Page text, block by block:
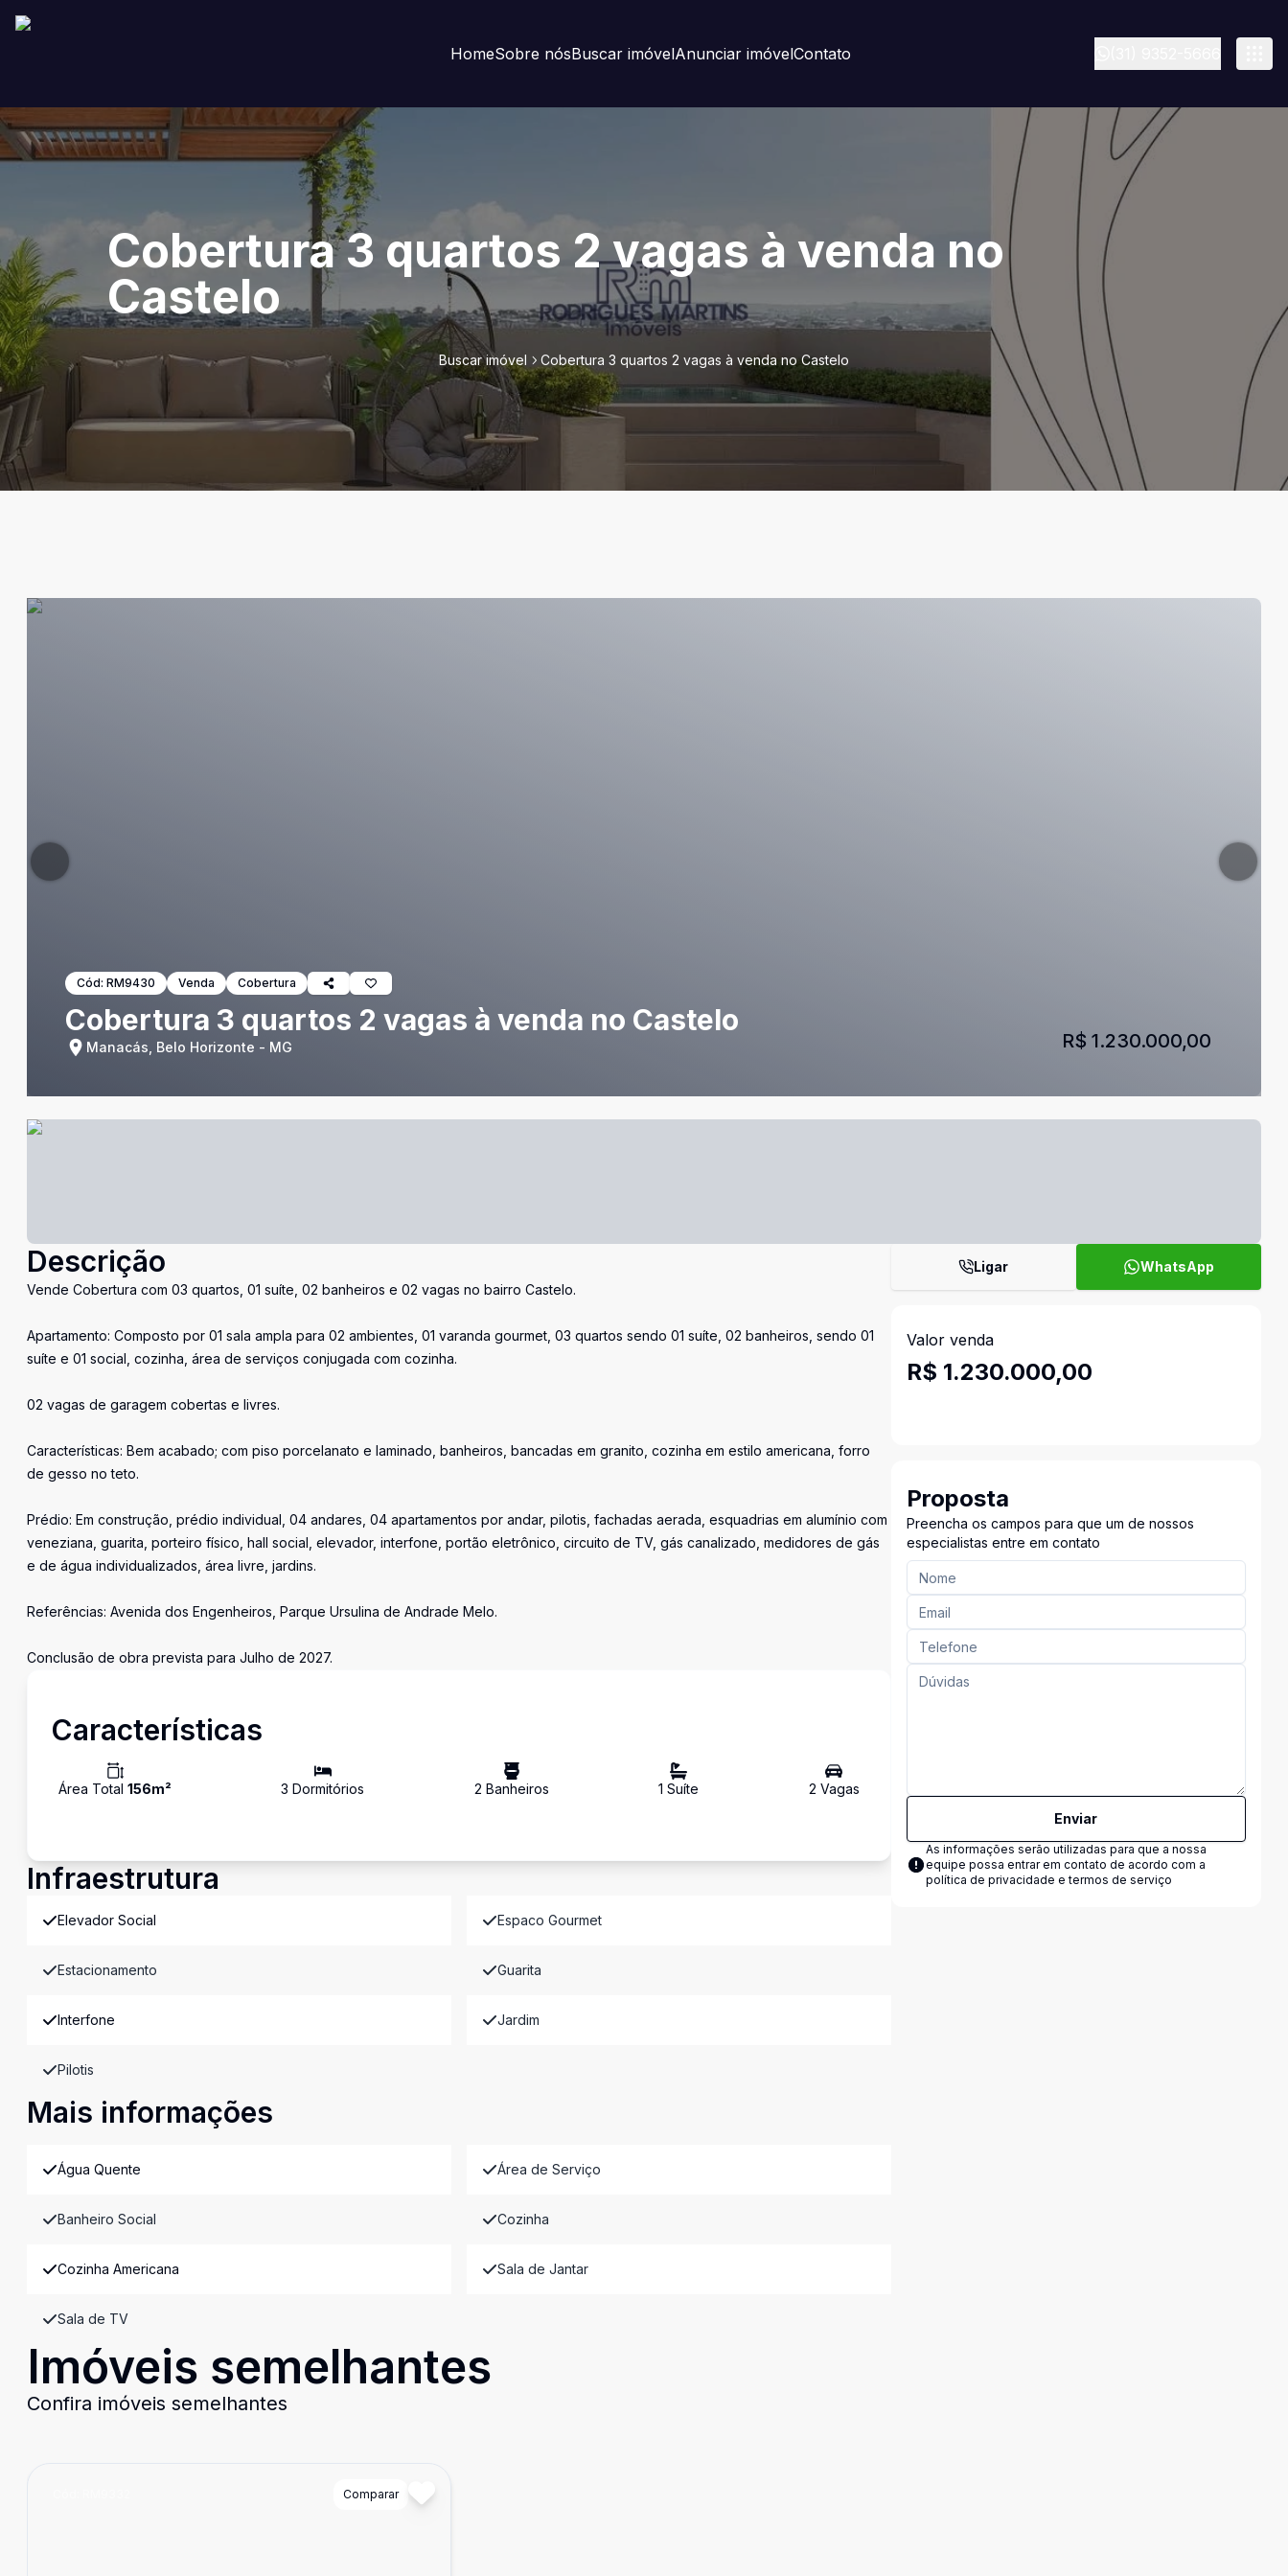
HomeSobre nósBuscar imóvelAnunciar imóvelContato
Cobertura 3 quartos 2 vagas à venda no
Castelo
Buscar imóvel Cobertura 3 quartos 2 vagas à venda no Castelo
Cód: RM9430 Venda Cobertura
Cobertura 3 quartos 2 vagas à venda no Castelo
Manacás, Belo Horizonte - MG R$ 1.230.000,00
Descrição
Vende Cobertura com 03 quartos, 01 suíte, 02 banheiros e 02 vagas no bairro Castelo.
Apartamento: Composto por 01 sala ampla para 02 ambientes, 01 varanda gourmet, 03 quartos sendo 01 suíte, 02 banheiros, sendo 01
suíte e 01 social, cozinha, área de serviços conjugada com cozinha.
02 vagas de garagem cobertas e livres.
Características: Bem acabado; com piso porcelanato e laminado, banheiros, bancadas em granito, cozinha em estilo americana, forro
de gesso no teto.
Prédio: Em construção, prédio individual, 04 andares, 04 apartamentos por andar, pilotis, fachadas aerada, esquadrias em alumínio com
veneziana, guarita, porteiro físico, hall social, elevador, interfone, portão eletrônico, circuito de TV, gás canalizado, medidores de gás
e de água individualizados, área livre, jardins.
Referências: Avenida dos Engenheiros, Parque Ursulina de Andrade Melo.
Conclusão de obra prevista para Julho de 2027.
Características
Área Total 156m² 3 Dormitórios 2 Banheiros 1 Suíte 2 Vagas
Infraestrutura
Elevador Social Espaco Gourmet
Estacionamento Guarita
Interfone Jardim
Pilotis
Mais informações
Água Quente Área de Serviço
Banheiro Social Cozinha
Cozinha Americana Sala de Jantar
Sala de TV
Imóveis semelhantes
Confira imóveis semelhantes
Comparar
Ligar WhatsApp
Valor venda
R$ 1.230.000,00
Proposta
Preencha os campos para que um de nossos
especialistas entre em contato
Enviar
As informações serão utilizadas para que a nossa
equipe possa entrar em contato de acordo com a
política de privacidade e termos de serviço